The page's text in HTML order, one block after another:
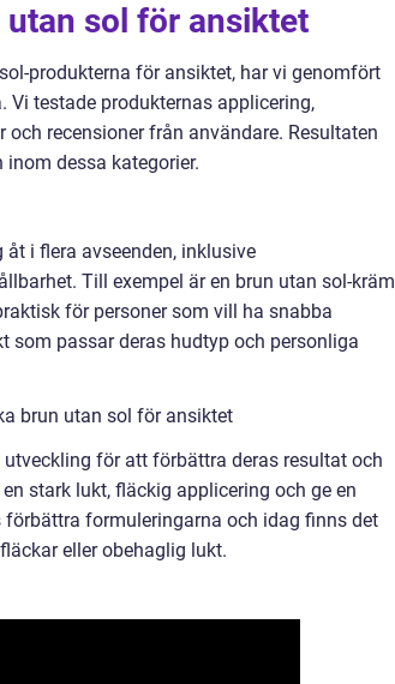
sol för ansiktet
produkterna för ansiktet, har vi genomfört
testade produkternas applicering,
recensioner från användare. Resultaten
inom dessa kategorier.
i flera avseenden, inklusive
Till exempel är en brun utan sol-kräm
för personer som vill ha snabba
som passar deras hudtyp och personliga
brun utan sol för ansiktet
för att förbättra deras resultat och
stark lukt, fläckig applicering och ge en
formuleringarna och idag finns det
eller obehaglig lukt.